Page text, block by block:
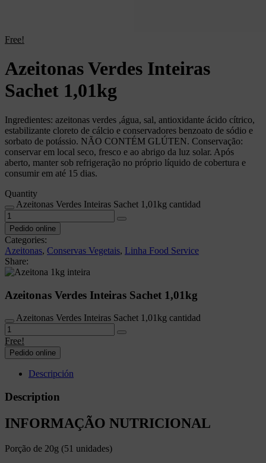
Free!
Azeitonas Verdes Inteiras
Sachet 1,01kg
Ingredientes: azeitonas verdes ,água, sal, antioxidante ácido cítrico,
estabilizante cloreto de cálcio e conservadores benzoato de sódio e
sorbato de potássio. NÃO CONTÉM GLÚTEN. Conservação:
conservar em local seco, fresco e ao abrigo da luz solar. Após
aberto, manter sob refrigeração no próprio líquido de cobertura e
consumir em até 15 dias.
Quantity
Azeitonas Verdes Inteiras Sachet 1,01kg cantidad
Pedido online
Categories:
Azeitonas, Conservas Vegetais, Linha Food Service
Share:
Azeitonas Verdes Inteiras Sachet 1,01kg
Azeitonas Verdes Inteiras Sachet 1,01kg cantidad
Free!
Pedido online
Descripción
Description
INFORMAÇÃO NUTRICIONAL
Porção de 20g (51 unidades)